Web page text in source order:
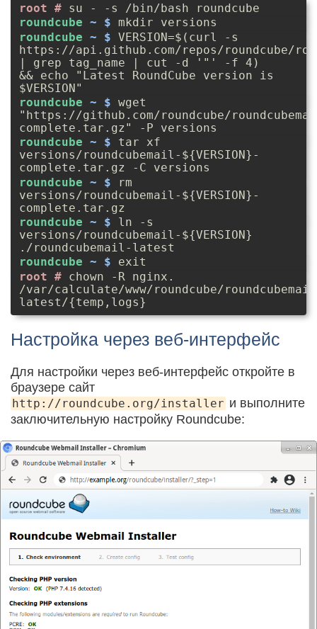
su - -s /bin/bash roundcube
mkdir versions
VERSION=$(curl -s
https://api.github.com/repos/roundcube/
| grep tag_name | cut -d '"' -f 4)
&& echo "Latest RoundCube version is
$VERSION"
wget
"https://github.com/roundcube/
complete.tar.gz" -P versions
tar xf
versions/roundcubemail-${VERSION}-
complete.tar.gz -C versions
rm
versions/roundcubemail-${VERSION}-
complete.tar.gz
ln -s
versions/roundcubemail-${VERSION}
./roundcubemail-latest
exit
chown -R nginx.
/var/calculate/www/roundcube/
latest/{temp,logs}
Настройка через веб-интерфейс
Для настройки через веб-интерфейс откройте в
браузере сайт
http://roundcube.org/installer и выполните
заключительную настройку Roundcube: